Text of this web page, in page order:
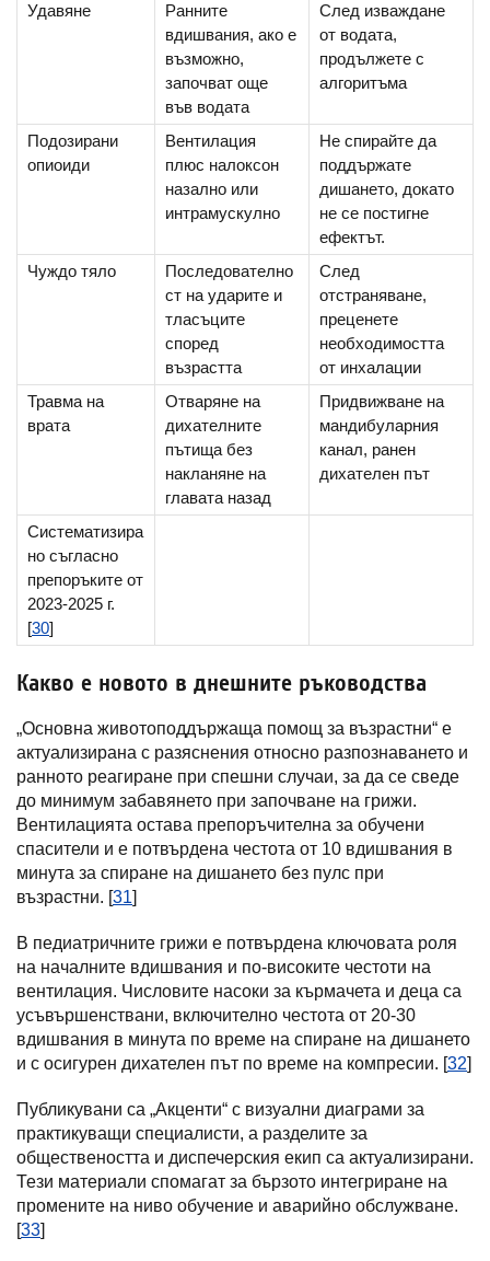
Удавяне
Ранните
вдишвания, ако е
възможно,
започват още
във водата
След изваждане
от водата,
продължете с
алгоритъма
Подозирани
опиоиди
Вентилация
плюс налоксон
назално или
интрамускулно
Не спирайте да
поддържате
дишането, докато
не се постигне
ефектът.
Чуждо тяло
Последователно
ст на ударите и
тласъците
според
възрастта
След
отстраняване,
преценете
необходимостта
от инхалации
Травма на
врата
Отваряне на
дихателните
пътища без
накланяне на
главата назад
Придвижване на
мандибуларния
канал, ранен
дихателен път
Систематизира
но съгласно
препоръките от
2023-2025 г.
[30]
Какво е новото в днешните ръководства
„Основна животоподдържаща помощ за възрастни“ е
актуализирана с разяснения относно разпознаването и
ранното реагиране при спешни случаи, за да се сведе
до минимум забавянето при започване на грижи.
Вентилацията остава препоръчителна за обучени
спасители и е потвърдена честота от 10 вдишвания в
минута за спиране на дишането без пулс при
възрастни. [31]
В педиатричните грижи е потвърдена ключовата роля
на началните вдишвания и по-високите честоти на
вентилация. Числовите насоки за кърмачета и деца са
усъвършенствани, включително честота от 20-30
вдишвания в минута по време на спиране на дишането
и с осигурен дихателен път по време на компресии. [32]
Публикувани са „Акценти“ с визуални диаграми за
практикуващи специалисти, а разделите за
обществеността и диспечерския екип са актуализирани.
Тези материали спомагат за бързото интегриране на
промените на ниво обучение и аварийно обслужване.
[33]